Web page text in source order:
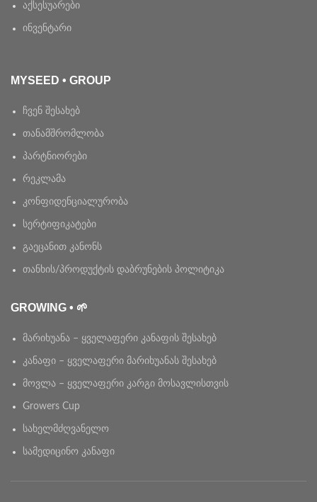
აქსესუარები
ინვენტარი
MYSEED • GROUP
ჩვენ შესახებ
თანამშრომლობა
პარტნიორები
რეკლამა
კონფიდენციალურობა
სერტიფიკატები
გაეცანით კანონს
თანხის/პროდუქტის დაბრუნების პოლიტიკა
GROWING • 🌱
მარიხუანა – ყველაფერი კანაფის შესახებ
კანაფი – ყველაფერი მარიხუანას შესახებ
მოვლა – ყველაფერი კარგი მოსავლისთვის
Growers Cup
სახელმძღვანელო
სამედიცინო კანაფი